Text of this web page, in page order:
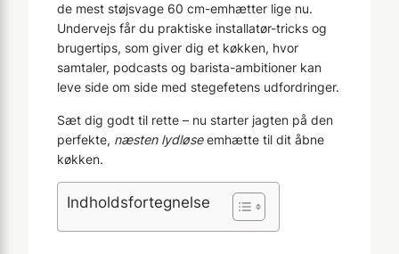
de mest støjsvage 60 cm-emhætter lige nu.
Undervejs får du praktiske installatør-tricks og
brugertips, som giver dig et køkken, hvor
samtaler, podcasts og barista-ambitioner kan
leve side om side med stegefetens udfordringer.
Sæt dig godt til rette – nu starter jagten på den
perfekte, næsten lydløseemhætte til dit åbne
køkken.
Indholdsfortegnelse